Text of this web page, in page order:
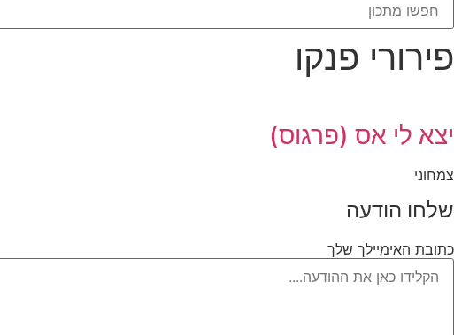
פירורי פנקו
יצא לי אס (פרגוס)
צמחוני
שלחו הודעה
כתובת האימיילך שלך